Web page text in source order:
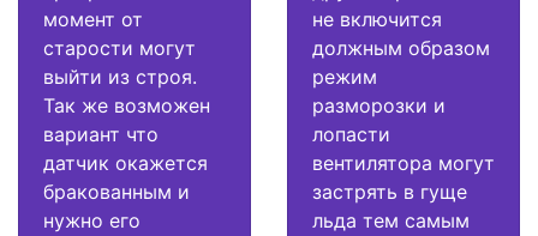
момент от
старости могут
выйти из строя.
Так же возможен
вариант что
датчик окажется
бракованным и
нужно его
не включится
должным образом
режим
разморозки и
лопасти
вентилятора могут
застрять в гуще
льда тем самым